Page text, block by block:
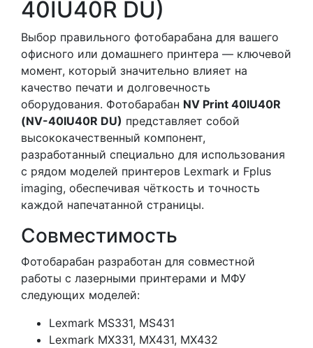
40IU40R DU)
Выбор правильного фотобарабана для вашего
офисного или домашнего принтера — ключевой
момент, который значительно влияет на
качество печати и долговечность
оборудования. Фотобарабан NV Print 40IU40R
(NV-40IU40R DU) представляет собой
высококачественный компонент,
разработанный специально для использования
с рядом моделей принтеров Lexmark и Fplus
imaging, обеспечивая чёткость и точность
каждой напечатанной страницы.
Совместимость
Фотобарабан разработан для совместной
работы с лазерными принтерами и МФУ
следующих моделей:
Lexmark MS331, MS431
Lexmark MX331, MX431, MX432